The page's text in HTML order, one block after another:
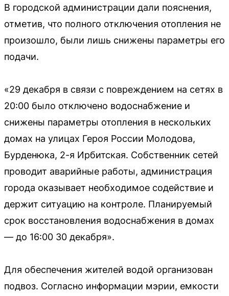
В городской администрации дали пояснения,
отметив, что полного отключения отопления не
произошло, были лишь снижены параметры его
подачи.
«29 декабря в связи с повреждением на сетях в
20:00 было отключено водоснабжение и
снижены параметры отопления в нескольких
домах на улицах Героя России Молодова,
Бурденюка, 2-я Ирбитская. Собственник сетей
проводит аварийные работы, администрация
города оказывает необходимое содействие и
держит ситуацию на контроле. Планируемый
срок восстановления водоснабжения в домах
— до 16:00 30 декабря».
Для обеспечения жителей водой организован
подвоз. Согласно информации мэрии, емкости